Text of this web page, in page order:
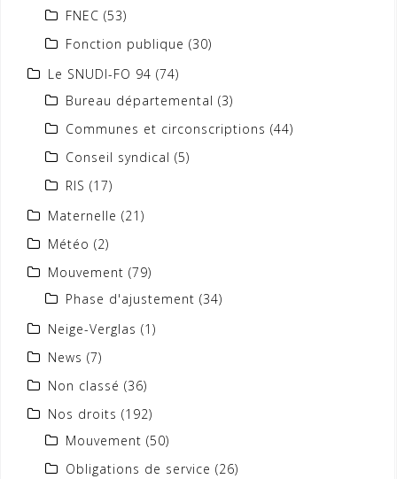
FNEC (53)
Fonction publique (30)
Le SNUDI-FO 94 (74)
Bureau départemental (3)
Communes et circonscriptions (44)
Conseil syndical (5)
RIS (17)
Maternelle (21)
Météo (2)
Mouvement (79)
Phase d'ajustement (34)
Neige-Verglas (1)
News (7)
Non classé (36)
Nos droits (192)
Mouvement (50)
Obligations de service (26)